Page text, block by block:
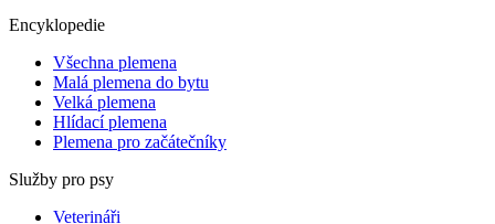
Encyklopedie
Všechna plemena
Malá plemena do bytu
Velká plemena
Hlídací plemena
Plemena pro začátečníky
Služby pro psy
Veterináři